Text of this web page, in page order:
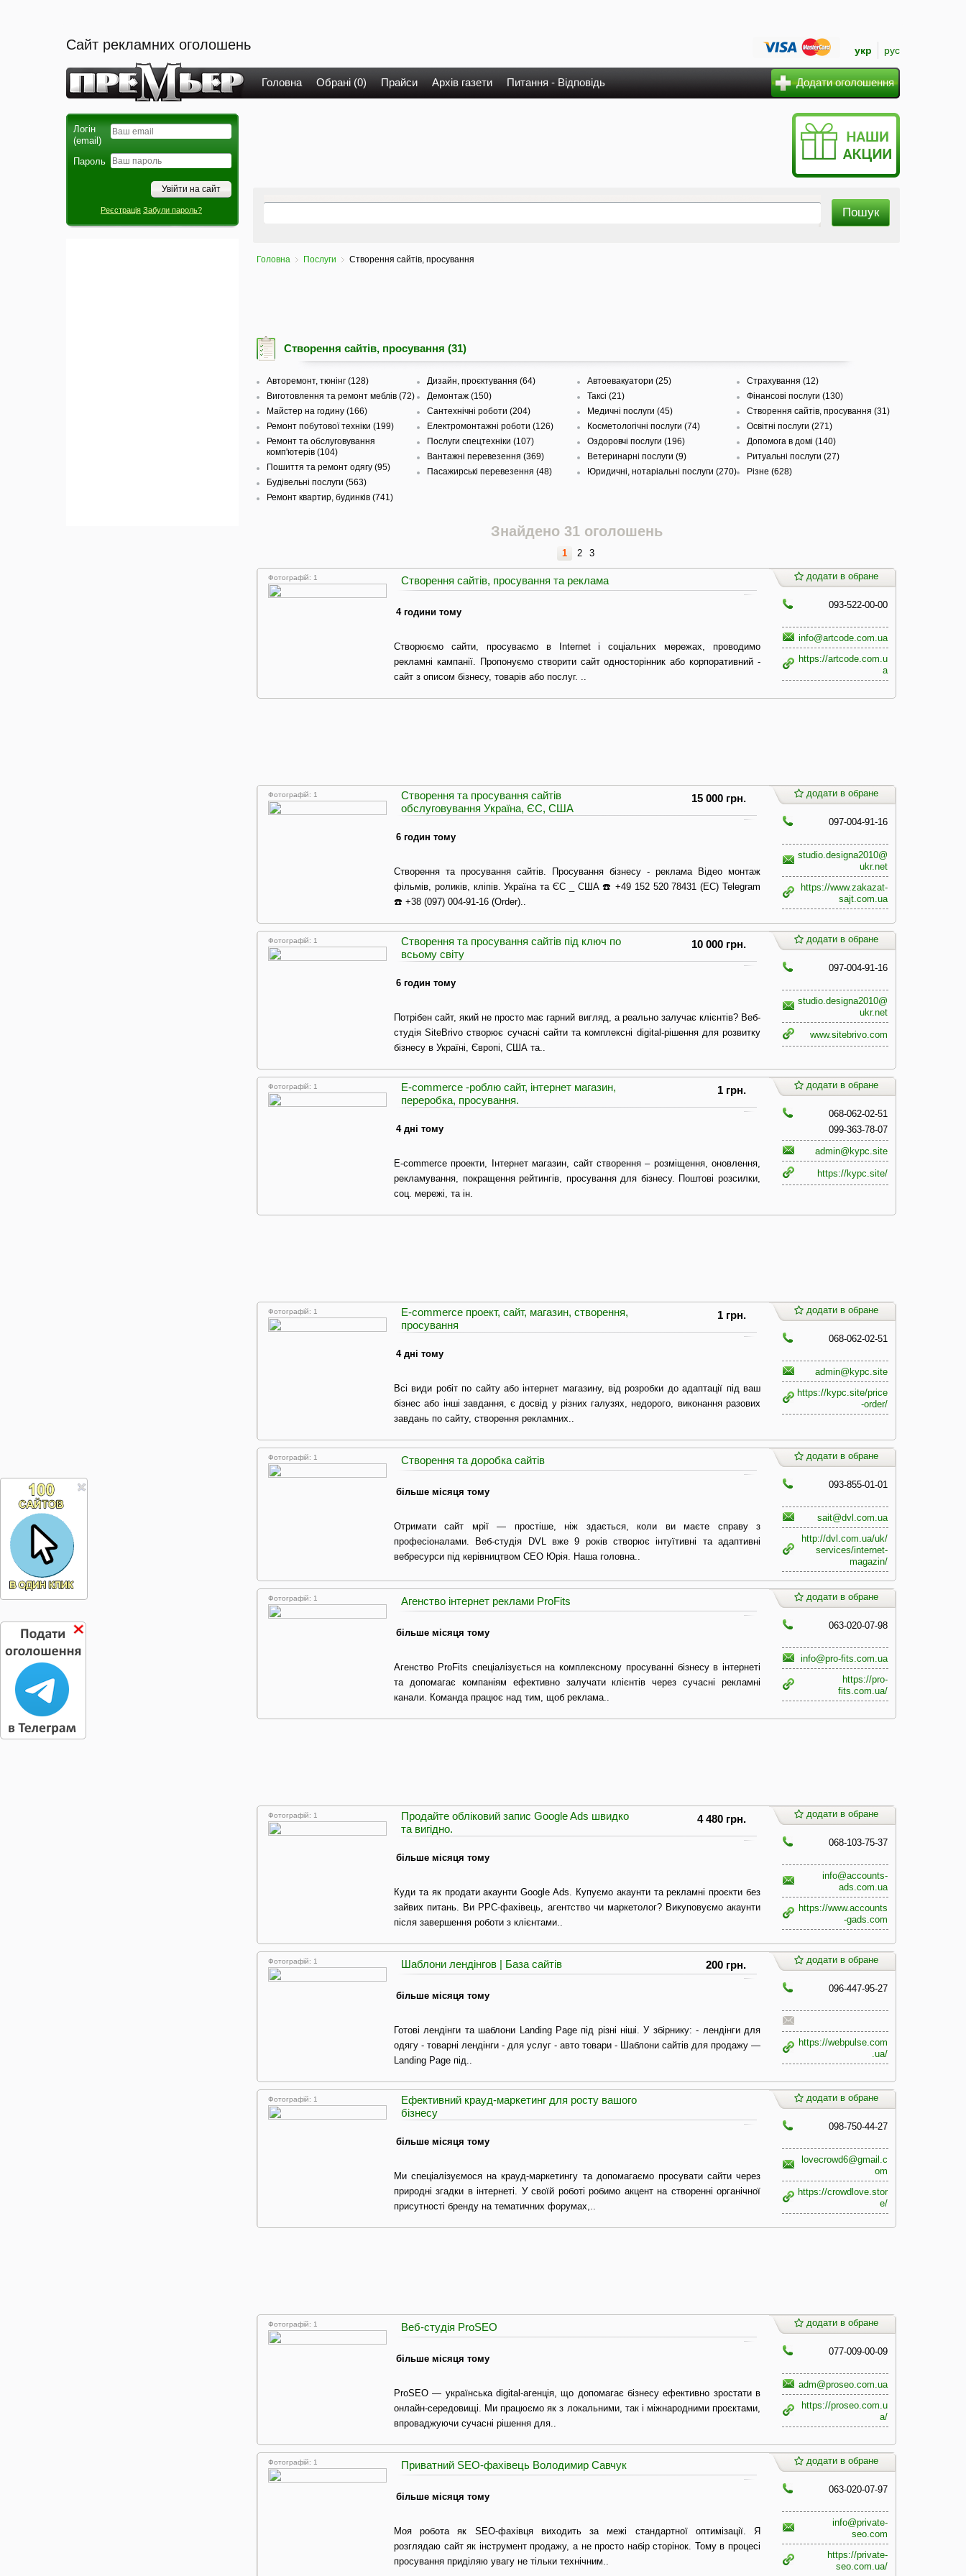
Сайт рекламних оголошень укр рус
Головна Обрані (0) Прайси Архів газети Питання - Відповідь Додати оголошення
Логін
(email)
Пароль
Реєстрація Забули пароль?
Головна Послуги Створення сайтів, просування
Створення сайтів, просування (31)
Авторемонт, тюнінг (128)
Виготовлення та ремонт меблів (72)
Майстер на годину (166)
Ремонт побутової техніки (199)
Ремонт та обслуговування
комп'ютерів (104)
Пошиття та ремонт одягу (95)
Будівельні послуги (563)
Ремонт квартир, будинків (741)
Дизайн, проєктування (64)
Демонтаж (150)
Сантехнічні роботи (204)
Електромонтажні роботи (126)
Послуги спецтехніки (107)
Вантажні перевезення (369)
Пасажирські перевезення (48)
Автоевакуатори (25)
Таксі (21)
Медичні послуги (45)
Косметологічні послуги (74)
Оздоровчі послуги (196)
Ветеринарні послуги (9)
Юридичні, нотаріальні послуги (270)
Страхування (12)
Фінансові послуги (130)
Створення сайтів, просування (31)
Освітні послуги (271)
Допомога в домі (140)
Ритуальні послуги (27)
Різне (628)
Знайдено 31 оголошень
1 2 3
Фотографій: 1 Створення сайтів, просування та реклама
4 години тому
Створюємо сайти, просуваємо в Internet і соціальних мережах, проводимо
рекламні кампанії. Пропонуємо створити сайт односторінник або корпоративний -
сайт з описом бізнесу, товарів або послуг. ..
додати в обране
093-522-00-00
info@artcode.com.ua
https://artcode.com.u
a
Фотографій: 1
Створення та просування сайтів
обслуговування Україна, ЄС, США
15 000 грн.
6 годин тому
Створення та просування сайтів. Просування бізнесу - реклама Відео монтаж
фільмів, роликів, кліпів. Україна та ЄС _ США ☎️ +49 152 520 78431 (ЕС) Telegram
☎️ +38 (097) 004-91-16 (Order)..
додати в обране
097-004-91-16
studio.designa2010@
ukr.net
https://www.zakazat-
sajt.com.ua
Фотографій: 1
Створення та просування сайтів під ключ по
всьому світу
10 000 грн.
6 годин тому
Потрібен сайт, який не просто має гарний вигляд, а реально залучає клієнтів? Веб-
студія SiteBrivo створює сучасні сайти та комплексні digital-рішення для розвитку
бізнесу в Україні, Європі, США та..
додати в обране
097-004-91-16
studio.designa2010@
ukr.net
www.sitebrivo.com
Фотографій: 1
E-commerce -роблю сайт, інтернет магазин,
переробка, просування.
1 грн.
4 дні тому
E-commerce проекти, Інтернет магазин, сайт створення – розміщення, оновлення,
рекламування, покращення рейтингів, просування для бізнесу. Поштові розсилки,
соц. мережі, та ін.
додати в обране
068-062-02-51
099-363-78-07
admin@kypc.site
https://kypc.site/
Фотографій: 1
E-commerce проект, сайт, магазин, створення,
просування
1 грн.
4 дні тому
Всі види робіт по сайту або інтернет магазину, від розробки до адаптації під ваш
бізнес або інші завдання, є досвід у різних галузях, недорого, виконання разових
завдань по сайту, створення рекламних..
додати в обране
068-062-02-51
admin@kypc.site
https://kypc.site/price
-order/
Фотографій: 1 Створення та доробка сайтів
більше місяця тому
Отримати сайт мрії — простіше, ніж здається, коли ви маєте справу з
професіоналами. Веб-студія DVL вже 9 років створює інтуїтивні та адаптивні
вебресурси під керівництвом CEO Юрія. Наша головна..
додати в обране
093-855-01-01
sait@dvl.com.ua
http://dvl.com.ua/uk/
services/internet-
magazin/
Фотографій: 1 Агенство інтернет реклами ProFits
більше місяця тому
Агенство ProFits спеціалізується на комплексному просуванні бізнесу в інтернеті
та допомагає компаніям ефективно залучати клієнтів через сучасні рекламні
канали. Команда працює над тим, щоб реклама..
додати в обране
063-020-07-98
info@pro-fits.com.ua
https://pro-
fits.com.ua/
Фотографій: 1
Продайте обліковий запис Google Ads швидко
та вигідно.
4 480 грн.
більше місяця тому
Куди та як продати акаунти Google Ads. Купуємо акаунти та рекламні проєкти без
зайвих питань. Ви PPC-фахівець, агентство чи маркетолог? Викуповуємо акаунти
після завершення роботи з клієнтами..
додати в обране
068-103-75-37
info@accounts-
ads.com.ua
https://www.accounts
-gads.com
Фотографій: 1 Шаблони лендінгов | База сайтів 200 грн.
більше місяця тому
Готові лендінги та шаблони Landing Page під різні ніші. У збірнику: - лендінги для
одягу - товарні лендінги - для услуг - авто товари - Шаблони сайтів для продажу —
Landing Page під..
додати в обране
096-447-95-27
https://webpulse.com
.ua/
Фотографій: 1
Ефективний крауд-маркетинг для росту вашого
бізнесу
більше місяця тому
Ми спеціалізуємося на крауд-маркетингу та допомагаємо просувати сайти через
природні згадки в інтернеті. У своїй роботі робимо акцент на створенні органічної
присутності бренду на тематичних форумах,..
додати в обране
098-750-44-27
lovecrowd6@gmail.c
om
https://crowdlove.stor
e/
Фотографій: 1 Веб-студія ProSEO
більше місяця тому
ProSEO — українська digital-агенція, що допомагає бізнесу ефективно зростати в
онлайн-середовищі. Ми працюємо як з локальними, так і міжнародними проєктами,
впроваджуючи сучасні рішення для..
додати в обране
077-009-00-09
adm@proseo.com.ua
https://proseo.com.u
a/
Фотографій: 1 Приватний SEO-фахівець Володимир Савчук
більше місяця тому
Моя робота як SEO-фахівця виходить за межі стандартної оптимізації. Я
розглядаю сайт як інструмент продажу, а не просто набір сторінок. Тому в процесі
просування приділяю увагу не тільки технічним..
додати в обране
063-020-07-97
info@private-
seo.com
https://private-
seo.com.ua/